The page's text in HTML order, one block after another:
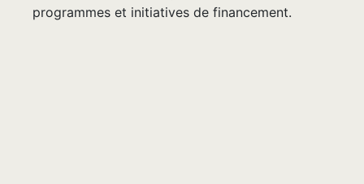
programmes et initiatives de financement.